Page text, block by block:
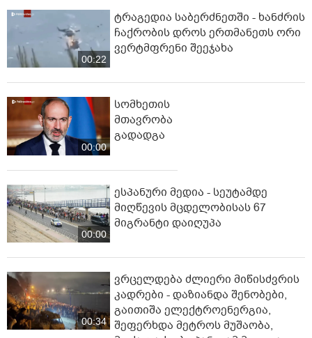
00:22
ტრაგედია საბერძნეთში - ხანძრის
ჩაქრობის დროს ერთმანეთს ორი
ვერტმფრენი შეეჯახა
00:00
სომხეთის
მთავრობა
გადადგა
00:00
ესპანური მედია - სეუტამდე
მიღწევის მცდელობისას 67
მიგრანტი დაიღუპა
00:34
ვრცელდება ძლიერი მიწისძვრის
კადრები - დაზიანდა შენობები,
გაითიშა ელექტროენერგია,
შეფერხდა მეტროს მუშაობა,